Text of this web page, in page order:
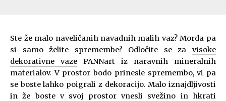
Ste že malo naveličanih navadnih malih vaz? Morda pa
si samo želite spremembe? Odločite se za visoke
dekorativne vaze PANNart iz naravnih mineralnih
materialov. V prostor bodo prinesle spremembo, vi pa
se boste lahko poigrali z dekoracijo. Malo iznajdljivosti
in že boste v svoj prostor vnesli svežino in hkrati